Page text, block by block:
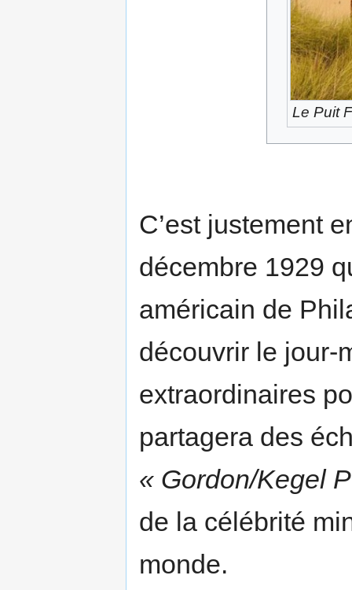
Le Puit
C’est justement
décembre 1929
américain de
découvrir le jour-
extraordinaires
partagera des
« Gordon/Kegel
de la célébrité
monde.